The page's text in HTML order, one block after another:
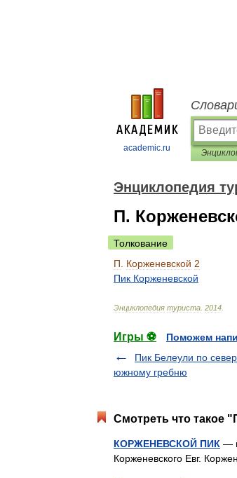
academic.ru
Энциклопедия
П.
Толкование
П
Корженевской 2
Пик Корженевской
Энциклопедия туриста 2014
Игры ⚽
Поможем
Пик Белеули по
южному гребню
Смотреть что такое
КОРЖЕНЕВСКОЙ ПИК —
Корженевского Евг.